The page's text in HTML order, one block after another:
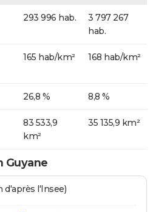
293 996 hab.
3 797 267
hab.
165 hab/km² 168 hab/km²
26,8 % 8,8 %
83 533,9
km²
35 135,9 km²
Guyane
d'après l'Insee)